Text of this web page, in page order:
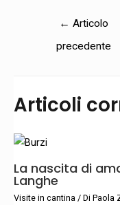
← Articolo
precedente
Articoli
La nascita di
Langhe
Visite in cantina / Di Paola